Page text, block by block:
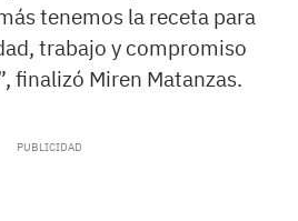
tenemos la receta para
trabajo y compromiso
finalizó Miren Matanzas.